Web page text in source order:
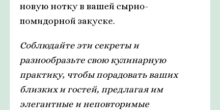
новую нотку в вашей сырно-
помидорной закуске.
Соблюдайте эти секреты и
разнообразьте свою кулинарную
практику, чтобы порадовать ваших
близких и гостей, предлагая им
элегантные и неповторимые